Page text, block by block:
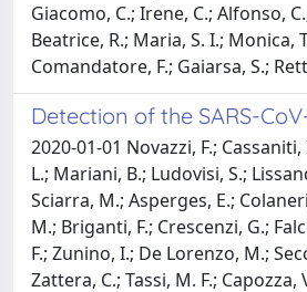
Giacomo, C.; Irene, C.; Alfonso,
Beatrice, R.; Maria, S. I.; Monica,
Comandatore, F.; Gaiarsa, S.;
Detection of the SARS-
2020-01-01 Novazzi, F.;
L.; Mariani, B.; Ludovisi, S.;
Sciarra, M.; Asperges, E.;
M.; Briganti, F.; Crescenzi, G.;
F.; Zunino, I.; De Lorenzo, M.;
Zattera, C.; Tassi, M. F.;